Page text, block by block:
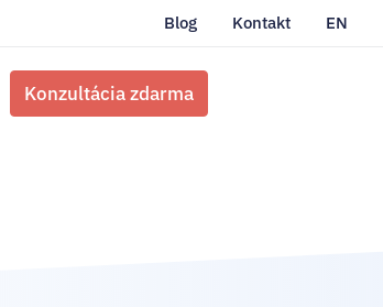
Blog Kontakt EN
Konzultácia zdarma